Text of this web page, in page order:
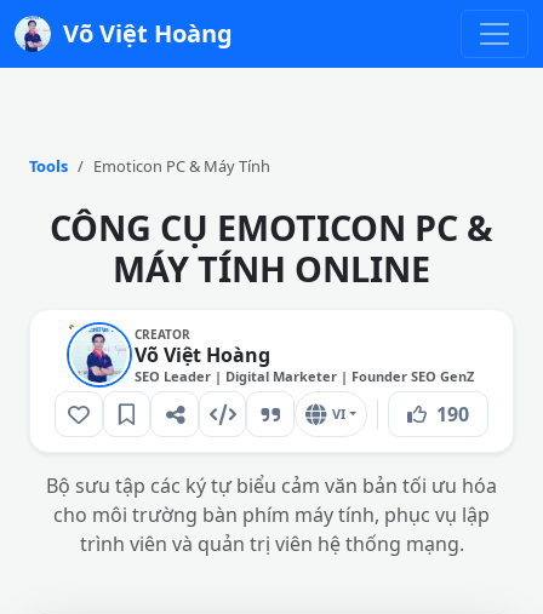
Võ Việt Hoàng
Tools Emoticon PC & Máy Tính
CÔNG CỤ EMOTICON PC &
MÁY TÍNH ONLINE
CREATOR
Võ Việt Hoàng
SEO Leader | Digital Marketer | Founder SEO GenZ
VI 190
Bộ sưu tập các ký tự biểu cảm văn bản tối ưu hóa
cho môi trường bàn phím máy tính, phục vụ lập
trình viên và quản trị viên hệ thống mạng.